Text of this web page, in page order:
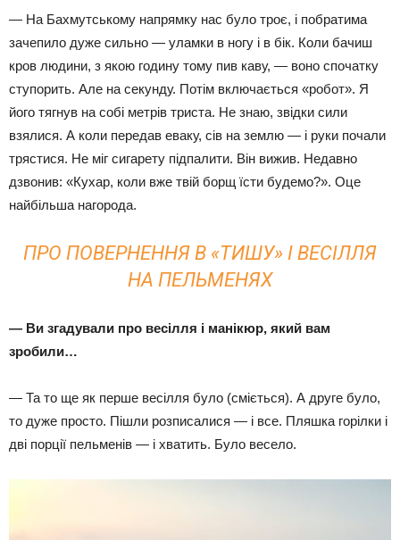
— На Бахмутському напрямку нас було троє, і побратима
зачепило дуже сильно — уламки в ногу і в бік. Коли бачиш
кров людини, з якою годину тому пив каву, — воно спочатку
ступорить. Але на секунду. Потім включається «робот». Я
його тягнув на собі метрів триста. Не знаю, звідки сили
взялися. А коли передав еваку, сів на землю — і руки почали
трястися. Не міг сигарету підпалити. Він вижив. Недавно
дзвонив: «Кухар, коли вже твій борщ їсти будемо?». Оце
найбільша нагорода.
ПРО ПОВЕРНЕННЯ В «ТИШУ» І ВЕСІЛЛЯ
НА ПЕЛЬМЕНЯХ
— Ви згадували про весілля і манікюр, який вам
зробили…
— Та то ще як перше весілля було (сміється). А друге було,
то дуже просто. Пішли розписалися — і все. Пляшка горілки і
дві порції пельменів — і хватить. Було весело.